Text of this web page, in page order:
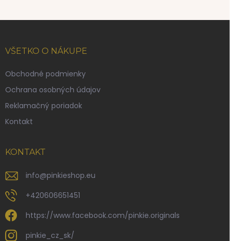
p
e
VŠETKO O NÁKUPE
Obchodné podmienky
Ochrana osobných údajov
Reklamačný poriadok
Kontakt
KONTAKT
info@pinkieshop.eu
+420606651451
https://www.facebook.com/pinkie.originals
pinkie_cz_sk/